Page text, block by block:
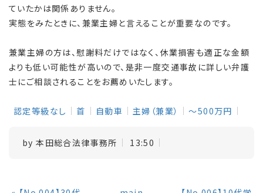
ていたかは関係ありません。
実態をみたときに、兼業主婦と言えることが重要なのです。
兼業主婦の方は、慰謝料だけではなく、休業損害も適正な金額
よりも低い可能性が高いので、是非一度交通事故に詳しい弁護
士にご相談されることをお薦めいたします。
認定等級なし 首 自動車 主婦（兼業） ～500万円
by本田総合法律事務所 13:50